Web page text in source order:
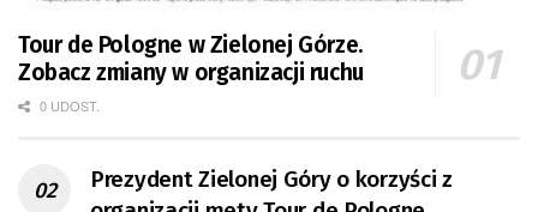
Tour de Pologne w Zielonej Górze.
Zobacz zmiany w organizacji ruchu
0 UDOST.
Prezydent Zielonej Góry o korzyści z